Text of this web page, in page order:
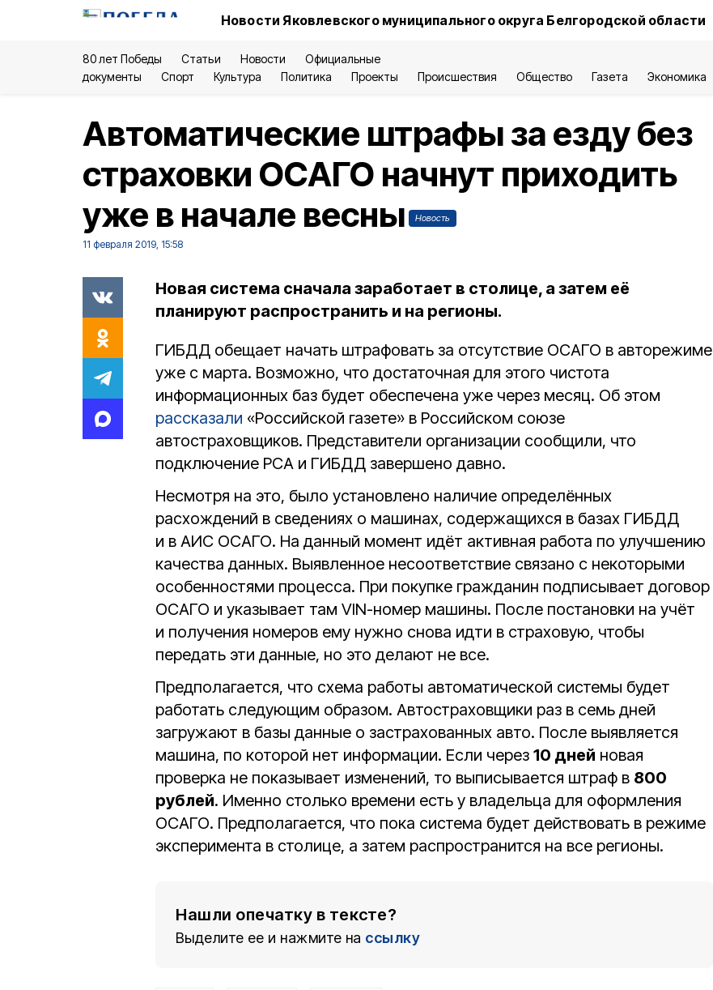
Новости Яковлевского муниципального округа Белгородской области
80 лет Победы Статьи Новости
Официальные
документы
Спорт Культура Политика Проекты Происшествия Общество Газета Экономика
Автоматические штрафы за езду без
страховки ОСАГО начнут приходить
уже в начале весны
Новость
11 февраля 2019, 15:58
Новая система сначала заработает в столице, а затем её
планируют распространить и на регионы.
ГИБДД обещает начать штрафовать за отсутствие ОСАГО в авторежиме
уже с марта. Возможно, что достаточная для этого чистота
информационных баз будет обеспечена уже через месяц. Об этом
рассказали «Российской газете» в Российском союзе
автостраховщиков. Представители организации сообщили, что
подключение РСА и ГИБДД завершено давно.
Несмотря на это, было установлено наличие определённых
расхождений в сведениях о машинах, содержащихся в базах ГИБДД
и в АИС ОСАГО. На данный момент идёт активная работа по улучшению
качества данных. Выявленное несоответствие связано с некоторыми
особенностями процесса. При покупке гражданин подписывает договор
ОСАГО и указывает там VIN-номер машины. После постановки на учёт
и получения номеров ему нужно снова идти в страховую, чтобы
передать эти данные, но это делают не все.
Предполагается, что схема работы автоматической системы будет
работать следующим образом. Автостраховщики раз в семь дней
загружают в базы данные о застрахованных авто. После выявляется
машина, по которой нет информации. Если через 10 дней новая
проверка не показывает изменений, то выписывается штраф в 800
рублей. Именно столько времени есть у владельца для оформления
ОСАГО. Предполагается, что пока система будет действовать в режиме
эксперимента в столице, а затем распространится на все регионы.
Нашли опечатку в тексте?
Выделите ее и нажмите на ссылку